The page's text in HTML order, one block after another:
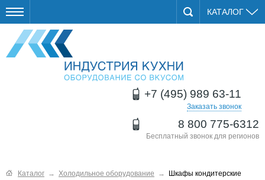
КАТАЛОГ
+7 (495) 989 63-11
Заказать звонок
8 800 775-6312
Бесплатный звонок для регионов
Каталог → Холодильное оборудование → Шкафы кондитерские